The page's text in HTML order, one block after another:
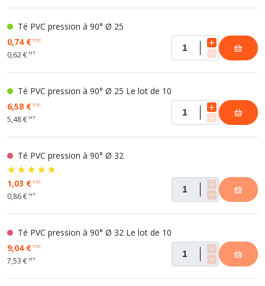
Té PVC pression à 90° Ø 25
0,74 €TTC
0,62 € HT
Té PVC pression à 90° Ø 25 Le lot de 10
6,58 €TTC
5,48 € HT
Té PVC pression à 90° Ø 32
1,03 €TTC
0,86 € HT
Té PVC pression à 90° Ø 32 Le lot de 10
9,04 €TTC
7,53 € HT